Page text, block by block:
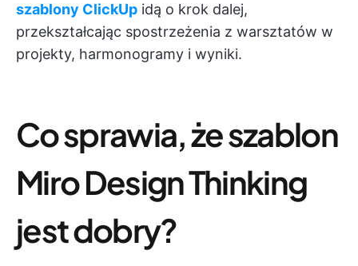
szablony ClickUp idą o krok dalej,
przekształcając spostrzeżenia z warsztatów w
projekty, harmonogramy i wyniki.
Co sprawia, że szablon
Miro Design Thinking
jest dobry?